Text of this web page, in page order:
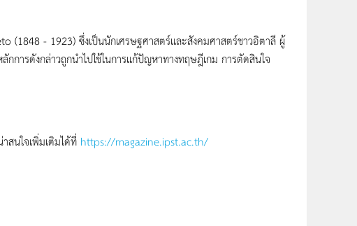
- 1923) ซึ่งเป็นนักเศรษฐศาสตร์และสังคมศาสตร์ชาวอิตาลี ผู้
การดังกล่าวถูกนำไปใช้ในการแก้ปัญหาทางทฤษฎีเกม การตัดสินใจ
นใจเพิ่มเติมได้ที่ https://magazine.ipst.ac.th/